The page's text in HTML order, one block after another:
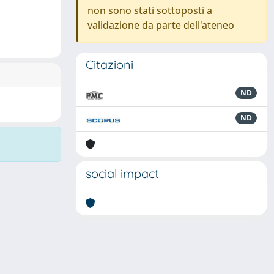
non sono stati sottoposti a
validazione da parte dell'ateneo
Citazioni
ND
ND
social impact